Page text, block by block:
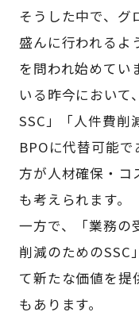
そうした中で、グ
盛んに行われるよ
を問われ始めてい
いる昨今において
SSC」「人件費削
BPOに代替可能
方が人材確保・コ
も考えられます。
一方で、「業務の
削減のためのSSC
て新たな価値を提
もあります。